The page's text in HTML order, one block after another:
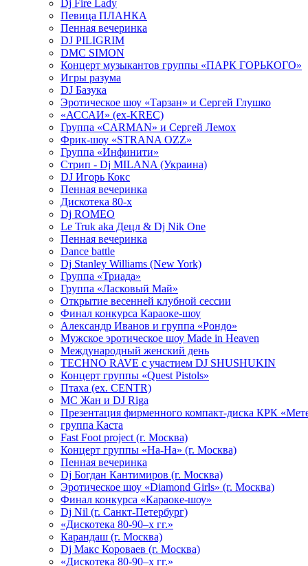
Dj Fire Lady
Певица ПЛАНКА
Пенная вечеринка
DJ PILIGRIM
DMC SIMON
Концерт музыкантов группы «ПАРК ГОРЬКОГО»
Игры разума
DJ Базука
Эротическое шоу «Тарзан» и Сергей Глушко
«АССАИ» (ex-KREC)
Группа «CARMAN» и Сергей Лемох
Фрик-шоу «STRANA OZZ»
Группа «Инфинити»
Стрип - Dj MILANA (Украина)
DJ Игорь Кокс
Пенная вечеринка
Дискотека 80-х
Dj ROMEO
Le Truk aka Децл & Dj Nik One
Пенная вечеринка
Dance battle
Dj Stanley Williams (New York)
Группа «Триада»
Группа «Ласковый Май»
Открытие весенней клубной сессии
Финал конкурса Караоке-шоу
Александр Иванов и группа «Рондо»
Мужское эротическое шоу Made in Heaven
Международный женский день
TECHNO RAVE с участием DJ SHUSHUKIN
Концерт группы «Quest Pistols»
Птаха (ex. CENTR)
МС Жан и DJ Riga
Презентация фирменного компакт-диска КРК
группа Каста
Fast Foot project (г. Москва)
Концерт группы «На-На» (г. Москва)
Пенная вечеринка
Dj Богдан Кантимиров (г. Москва)
Эротическое шоу «Diamond Girls» (г. Москва)
Финал конкурса «Караоке-шоу»
Dj Nil (г. Санкт-Петербург)
«Дискотека 80-90–х гг.»
Карандаш (г. Москва)
Dj Макс Короваев (г. Москва)
«Дискотека 80-90–х гг.»